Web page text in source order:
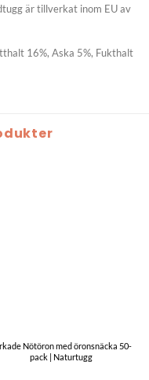
är tillverkat inom EU av
16%, Aska 5%, Fukthalt
Nötöron med öronsnäcka 50-
pack | Naturtugg